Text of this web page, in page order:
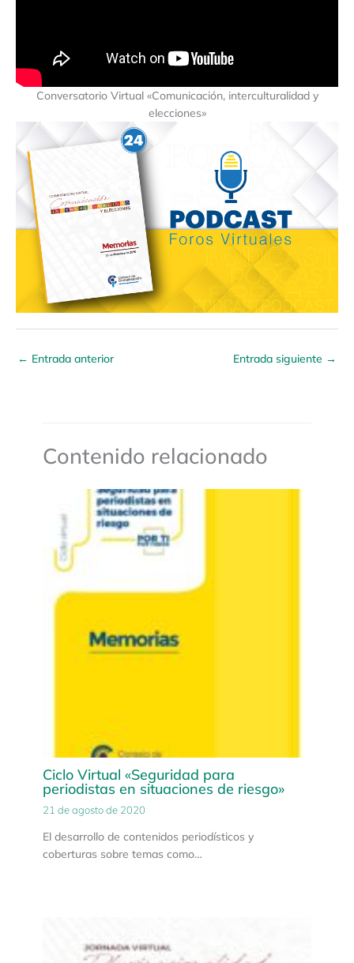
Conversatorio Virtual «Comunicación, interculturalidad y
elecciones»
← Entrada anterior Entrada siguiente →
Contenido relacionado
Ciclo Virtual «Seguridad para
periodistas en situaciones de riesgo»
21 de agosto de 2020
El desarrollo de contenidos periodísticos y
coberturas sobre temas como…